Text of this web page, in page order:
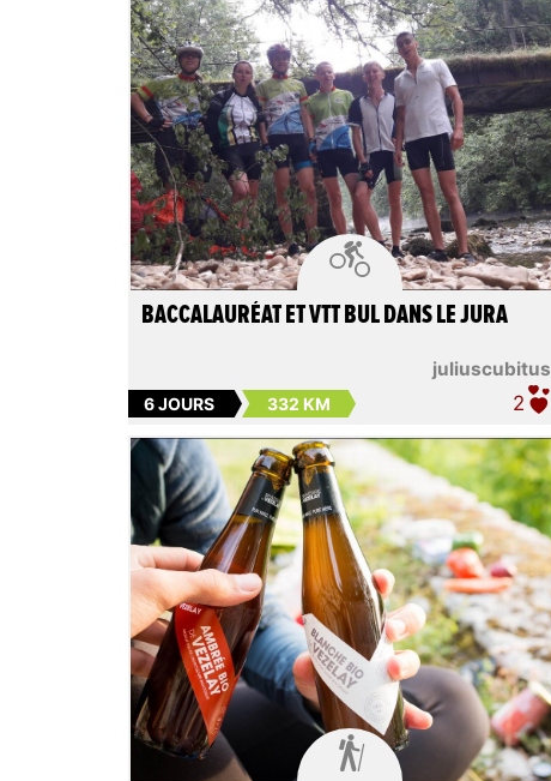

juliuscubitus
BACCALAURÉAT ET VTT BUL DANS LE JURA
6 JOURS 332 KM 2
